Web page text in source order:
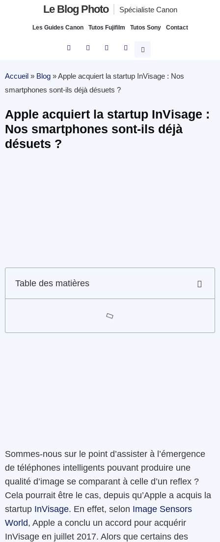
Le Blog Photo Spécialiste Canon
Les Guides Canon Tutos Fujifilm Tutos Sony Contact
Accueil » Blog »Apple acquiert la startup InVisage : Nos
smartphones sont-ils déjà désuets ?
Apple acquiert la startup InVisage :
Nos smartphones sont-ils déjà
désuets ?
Table des matières
Sommes-nous sur le point d’assister à l’émergence
de téléphones intelligents pouvant produire une
qualité d’image se comparant à celle d’un reflex ?
Cela pourrait être le cas, depuis qu’Apple a acquis la
startup InVisage. En effet, selon Image Sensors
World, Apple a conclu un accord pour acquérir
InVisage en juillet 2017. Alors que certains des